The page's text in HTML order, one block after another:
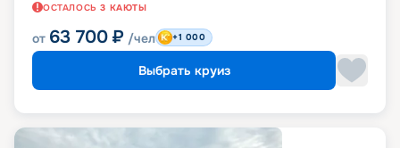
ОСТАЛОСЬ 3 КАЮТЫ
от 63 700 ₽ /чел +1 000
Выбрать круиз